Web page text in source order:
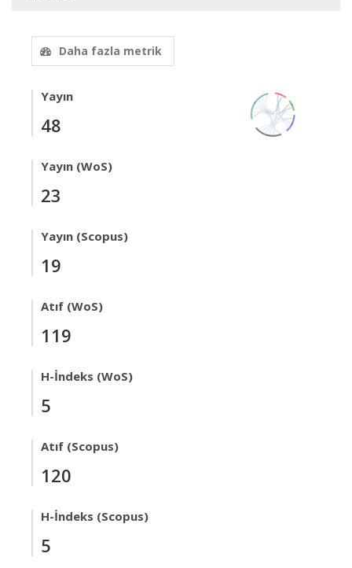
Daha fazla metrik
Yayın
48
Yayın (WoS)
23
Yayın (Scopus)
19
Atıf (WoS)
119
H-İndeks (WoS)
5
Atıf (Scopus)
120
H-İndeks (Scopus)
5